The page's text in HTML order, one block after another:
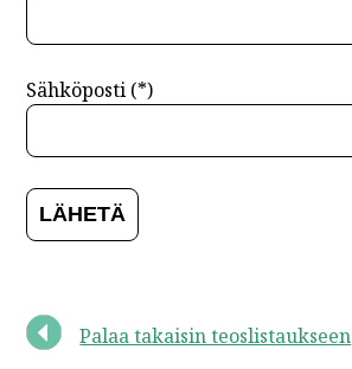
Sähköposti (*)
Palaa takaisin teoslistaukseen